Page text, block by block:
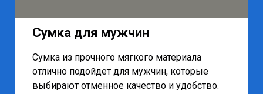
Сумка для мужчин
Сумка из прочного мягкого материала
отлично подойдет для мужчин, которые
выбирают отменное качество и удобство.